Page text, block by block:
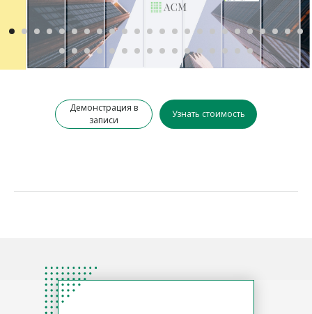
Узнать стоимость
Демонстрация в
записи